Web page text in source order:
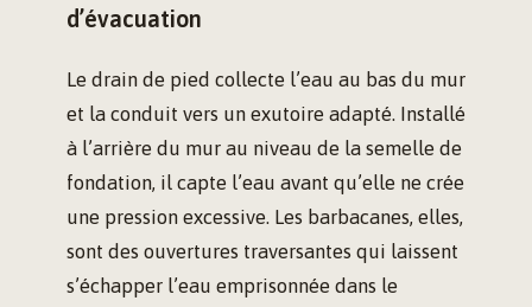
d’évacuation
Le drain de pied collecte l’eau au bas du mur
et la conduit vers un exutoire adapté. Installé
à l’arrière du mur au niveau de la semelle de
fondation, il capte l’eau avant qu’elle ne crée
une pression excessive. Les barbacanes, elles,
sont des ouvertures traversantes qui laissent
s’échapper l’eau emprisonnée dans le